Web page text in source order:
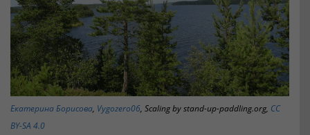
Екатерина Борисова, Vygozero06, Scaling by stand-up-paddling.org, CC
BY-SA 4.0